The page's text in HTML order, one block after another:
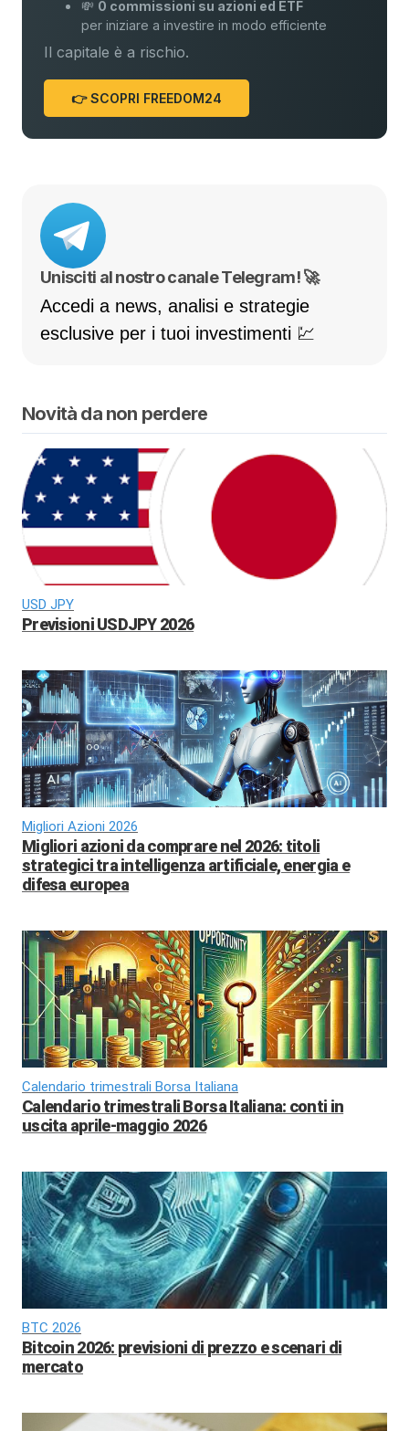
💸 0 commissioni su azioni ed ETF
per iniziare a investire in modo efficiente
Il capitale è a rischio.
👉 SCOPRI FREEDOM24
Unisciti al nostro canale Telegram! 🚀
Accedi a news, analisi e strategie
esclusive per i tuoi investimenti 💹
Novità da non perdere
USD JPY
Previsioni USDJPY 2026
Migliori Azioni 2026
Migliori azioni da comprare nel 2026: titoli
strategici tra intelligenza artificiale, energia e
difesa europea
Calendario trimestrali Borsa Italiana
Calendario trimestrali Borsa Italiana: conti in
uscita aprile-maggio 2026
BTC 2026
Bitcoin 2026: previsioni di prezzo e scenari di
mercato